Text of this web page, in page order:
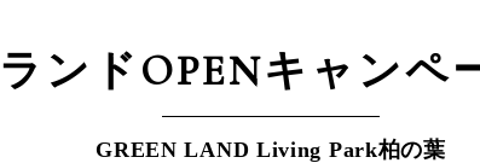
ンドOPENキャンペ
GREEN LAND Living Park柏の葉